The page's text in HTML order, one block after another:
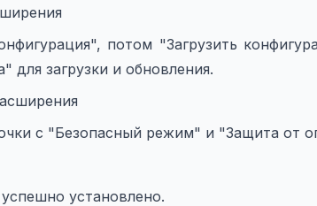
потом "Загрузить
для загрузки и обновления.
с "Безопасный режим" и "Защита от
установлено.